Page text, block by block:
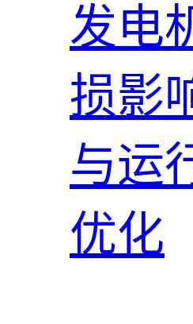
发电
损影
与运
优化